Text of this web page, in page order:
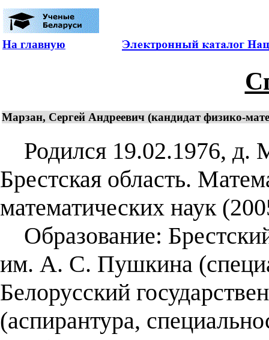
На главную
Марзан, Сергей Андреевич (кандидат физико-
Родился 19.02.1976, д.
Брестская область.
математических наук
Образование:
им. А. С. Пушкина
Белорусский
(аспирантура,